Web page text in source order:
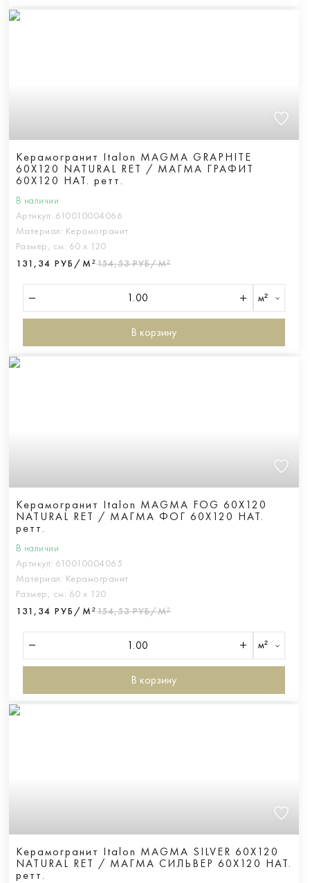
Керамогранит Italon MAGMA GRAPHITE
60X120 NATURAL RET / МАГМА ГРАФИТ
60X120 НАТ. ретт.
В наличии
Артикул: 610010004066
Материал: Керамогранит
Размер, см: 60 х 120
131,34 РУБ/М²154,53 РУБ/М²
м²
В корзину
Керамогранит Italon MAGMA FOG 60X120
NATURAL RET / МАГМА ФОГ 60X120 НАТ.
ретт.
В наличии
Артикул: 610010004065
Материал: Керамогранит
Размер, см: 60 х 120
131,34 РУБ/М²154,53 РУБ/М²
м²
В корзину
Керамогранит Italon MAGMA SILVER 60X120
NATURAL RET / МАГМА СИЛЬВЕР 60X120 НАТ.
ретт.